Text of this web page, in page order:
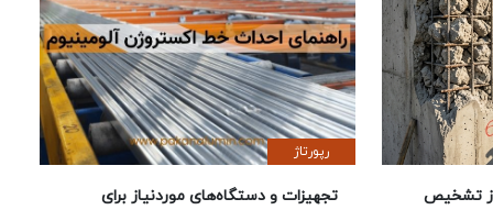
تشخیص
رپورتاژ
تجهیزات و دستگاه‌های موردنیاز برای